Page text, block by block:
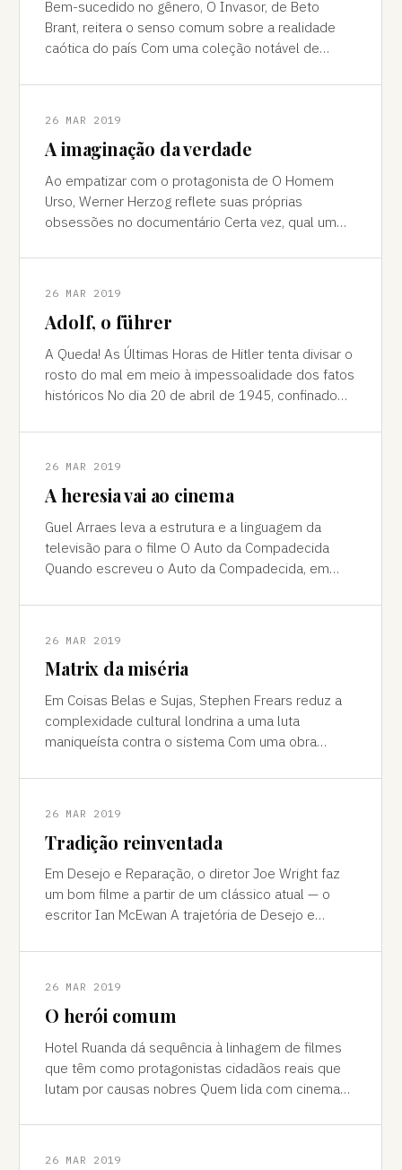
Bem-sucedido no gênero, O Invasor, de Beto
Brant, reitera o senso comum sobre a realidade
caótica do país Com uma coleção notável de
26 MAR 2019
A imaginação da verdade
Ao empatizar com o protagonista de O Homem
Urso, Werner Herzog reflete suas próprias
obsessões no documentário Certa vez, qual um
26 MAR 2019
Adolf, o führer
A Queda! As Últimas Horas de Hitler tenta divisar o
rosto do mal em meio à impessoalidade dos fatos
históricos No dia 20 de abril de 1945, confinado
26 MAR 2019
A heresia vai ao cinema
Guel Arraes leva a estrutura e a linguagem da
televisão para o filme O Auto da Compadecida
Quando escreveu o Auto da Compadecida, em
26 MAR 2019
Matrix da miséria
Em Coisas Belas e Sujas, Stephen Frears reduz a
complexidade cultural londrina a uma luta
maniqueísta contra o sistema Com uma obra
26 MAR 2019
Tradição reinventada
Em Desejo e Reparação, o diretor Joe Wright faz
um bom filme a partir de um clássico atual — o
escritor Ian McEwan A trajetória de Desejo e
26 MAR 2019
O herói comum
Hotel Ruanda dá sequência à linhagem de filmes
que têm como protagonistas cidadãos reais que
lutam por causas nobres Quem lida com cinema
26 MAR 2019